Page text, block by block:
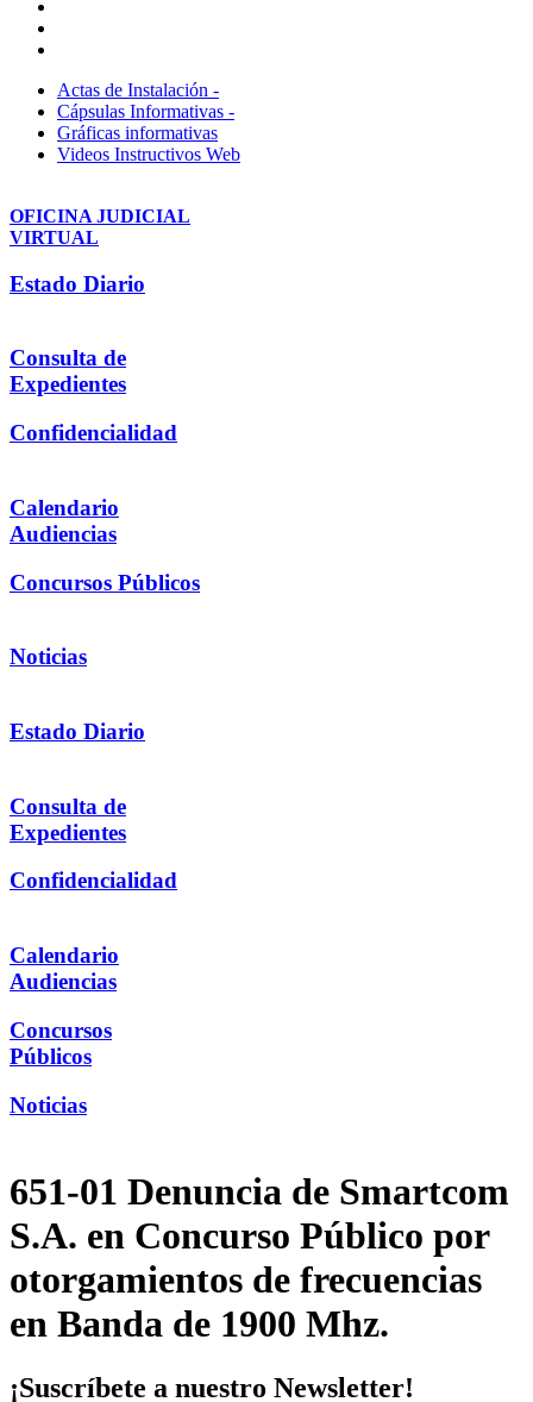
Actas de Instalación -
Cápsulas Informativas -
Gráficas informativas
Videos Instructivos Web
OFICINA JUDICIAL
VIRTUAL
Estado Diario
Consulta de
Expedientes
Confidencialidad
Calendario
Audiencias
Concursos Públicos
Noticias
Estado Diario
Consulta de
Expedientes
Confidencialidad
Calendario
Audiencias
Concursos
Públicos
Noticias
651-01 Denuncia de Smartcom
S.A. en Concurso Público por
otorgamientos de frecuencias
en Banda de 1900 Mhz.
¡Suscríbete a nuestro Newsletter!